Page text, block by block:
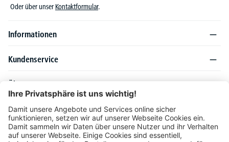
Oder über unser Kontaktformular.
Informationen
Kundenservice
Über DELTA-V
Produktsortiment
Ratgeber